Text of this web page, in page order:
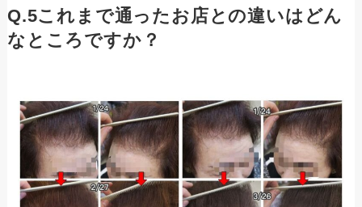
Q.5これまで通ったお店との違いはどん
なところですか？